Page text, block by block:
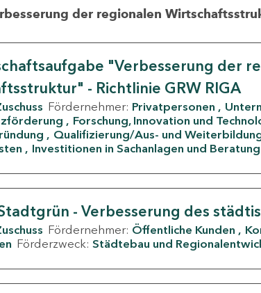
der regionalen
"Verbesserung der
- Richtlinie GRW RIGA
Fördernehmer: Privatpersonen
Forschung, Innovation und
Qualifizierung/Aus- und
Investitionen in Sachanlagen und Beratung
- Verbesserung des
Fördernehmer: Öffentliche Kunden
Förderzweck: Städtebau und